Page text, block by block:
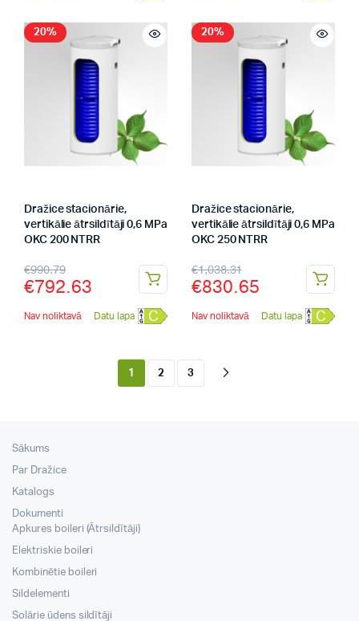
20%
Dražice stacionārie,
vertikālie ātrsildītāji 0,6 MPa
OKC 200 NTRR
€990.79
€792.63
Nav noliktavā Datu lapa C
20%
Dražice stacionārie,
vertikālie ātrsildītāji 0,6 MPa
OKC 250 NTRR
€1,038.31
€830.65
Nav noliktavā Datu lapa C
1 2 3
Sākums
Par Dražice
Katalogs
Dokumenti
Apkures boileri (Ātrsildītāji)
Elektriskie boileri
Kombinētie boileri
Sildelementi
Solārie ūdens sildītāji